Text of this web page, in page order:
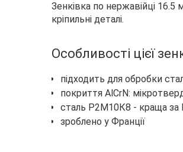
Зенківка по нержавійці
кріпильні деталі.
Особливості цієї
підходить для обробки
покриття AlCrN:
сталь Р2М10К8 - краща за
зроблено у Франції